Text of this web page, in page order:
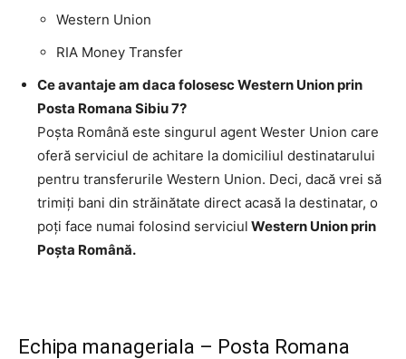
Western Union
RIA Money Transfer
Ce avantaje am daca folosesc Western Union prin
Posta Romana Sibiu 7?
Poşta Română este singurul agent Wester Union care
oferă serviciul de achitare la domiciliul destinatarului
pentru transferurile Western Union. Deci, dacă vrei să
trimiţi bani din străinătate direct acasă la destinatar, o
poţi face numai folosind serviciul Western Union prin
Poşta Română.
Echipa manageriala – Posta Romana